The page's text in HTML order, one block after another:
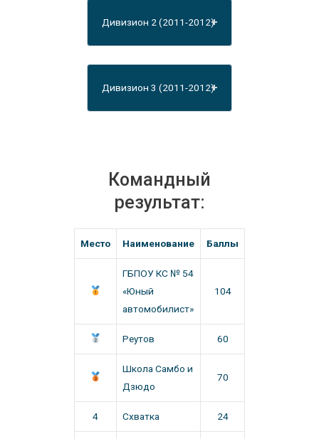
Дивизион 2 (2011-2012)
Дивизион 3 (2011-2012)
Командный
результат:
Место Наименование Баллы
ГБПОУ КС № 54
«Юный
автомобилист»
104
Реутов 60
Школа Самбо и
Дзюдо
70
4 Схватка 24